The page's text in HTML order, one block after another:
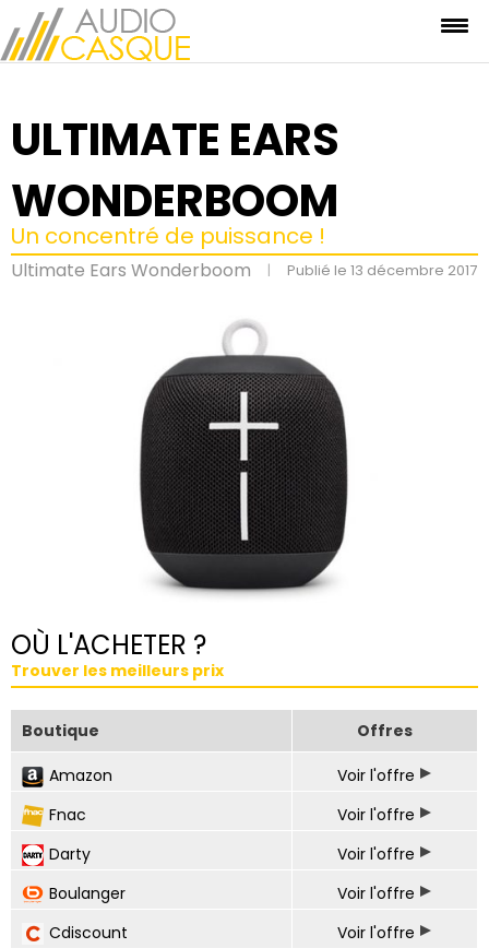
ULTIMATE EARS
WONDERBOOM
Un concentré de puissance !
Ultimate Ears Wonderboom | Publié le 13 décembre 2017
OÙ L'ACHETER ?
Trouver les meilleurs prix
Boutique Offres
Amazon
Voir l'offre
Fnac
Voir l'offre
Darty
Voir l'offre
Boulanger
Voir l'offre
Cdiscount
Voir l'offre